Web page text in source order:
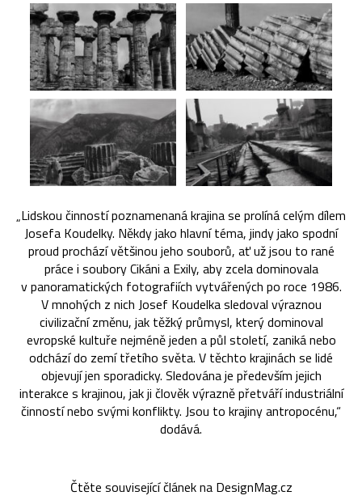
„Lidskou činností poznamenaná krajina se prolíná celým dílem
Josefa Koudelky. Někdy jako hlavní téma, jindy jako spodní
proud prochází většinou jeho souborů, ať už jsou to rané
práce i soubory Cikáni a Exily, aby zcela dominovala
v panoramatických fotografiích vytvářených po roce 1986.
V mnohých z nich Josef Koudelka sledoval výraznou
civilizační změnu, jak těžký průmysl, který dominoval
evropské kultuře nejméně jeden a půl století, zaniká nebo
odchází do zemí třetího světa. V těchto krajinách se lidé
objevují jen sporadicky. Sledována je především jejich
interakce s krajinou, jak ji člověk výrazně přetváří industriální
činností nebo svými konflikty. Jsou to krajiny antropocénu,“
dodává.
Čtěte související článek na DesignMag.cz